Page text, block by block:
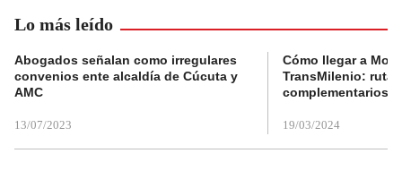
Lo más leído
Abogados señalan como irregulares
convenios ente alcaldía de Cúcuta y
AMC
13/07/2023
Cómo llegar a
TransMilenio:
complementarios
19/03/2024